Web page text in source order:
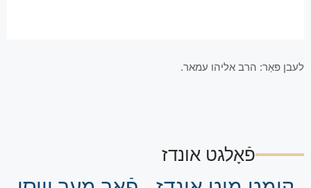
לעבן פּאַר: הרב אליהו עמאר.
פֿאָלגט אונדז